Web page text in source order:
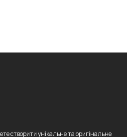
створити унікальне та оригінальне